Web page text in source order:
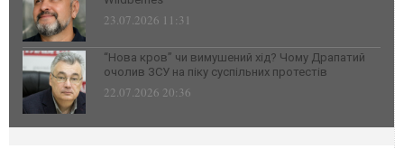
23.07.2026 11:31
“Нова кров” чи вимушений хід? Чому Драпатий
очолив ЗСУ на піку суспільних протестів
22.07.2026 20:36